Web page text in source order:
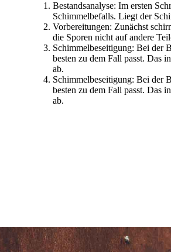
Bestandsanalyse: Im ersten
Schimmelbefalls. Liegt der
Vorbereitungen: Zunächst
die Sporen nicht auf andere
Schimmelbeseitigung: Bei der
besten zu dem Fall passt. Das
ab.
Schimmelbeseitigung: Bei der
besten zu dem Fall passt. Das
ab.